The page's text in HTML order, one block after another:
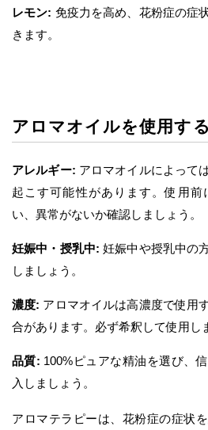
レモン: 免疫力を高め、花粉症の症
きます。
アロマオイルを使用す
アレルギー: アロマオイルによって
起こす可能性があります。使用
い、異常がないか確認しましょう。
妊娠中・授乳中: 妊娠中や授乳中の
しましょう。
濃度: アロマオイルは高濃度で使用
合があります。必ず希釈して使用し
品質: 100%ピュアな精油を選び、
入しましょう。
アロマテラピーは、花粉症の症状